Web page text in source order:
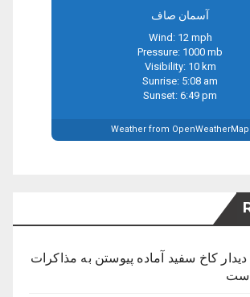
آسمان صاف
Wind: 12 mph
Pressure: 1000 mb
Visibility: 10 km
Sunrise: 5:08 am
Sunset: 6:49 pm
Weather from OpenWeatherMap
کاخ سفید آماده پیوستن به مذاکرات
است